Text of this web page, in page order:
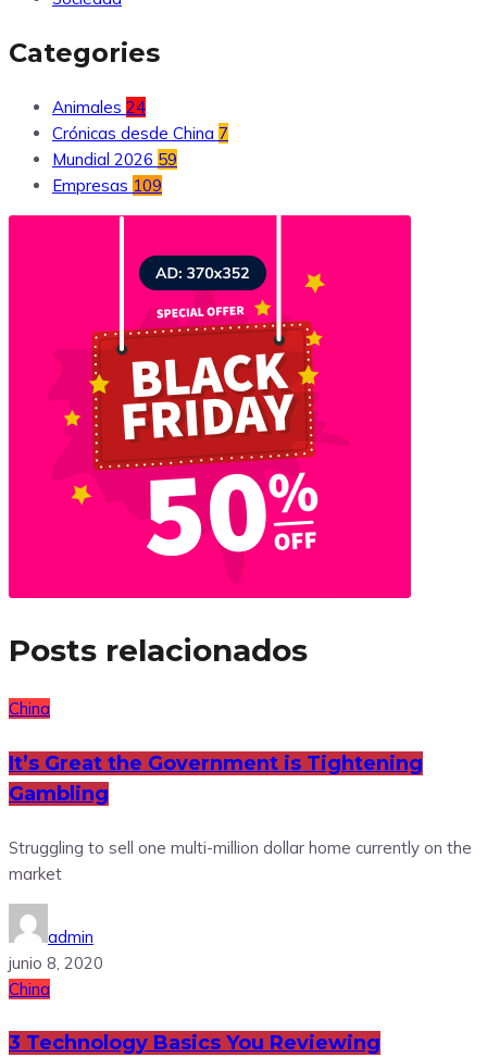
Categories
Animales 24
Crónicas desde China 7
Mundial 2026 59
Empresas 109
Posts relacionados
China
It’s Great the Government is Tightening
Gambling
Struggling to sell one multi-million dollar home currently on the
market
admin
junio 8, 2020
China
3 Technology Basics You Reviewing